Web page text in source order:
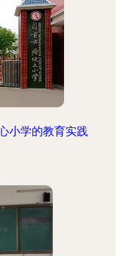
小学的教育实践